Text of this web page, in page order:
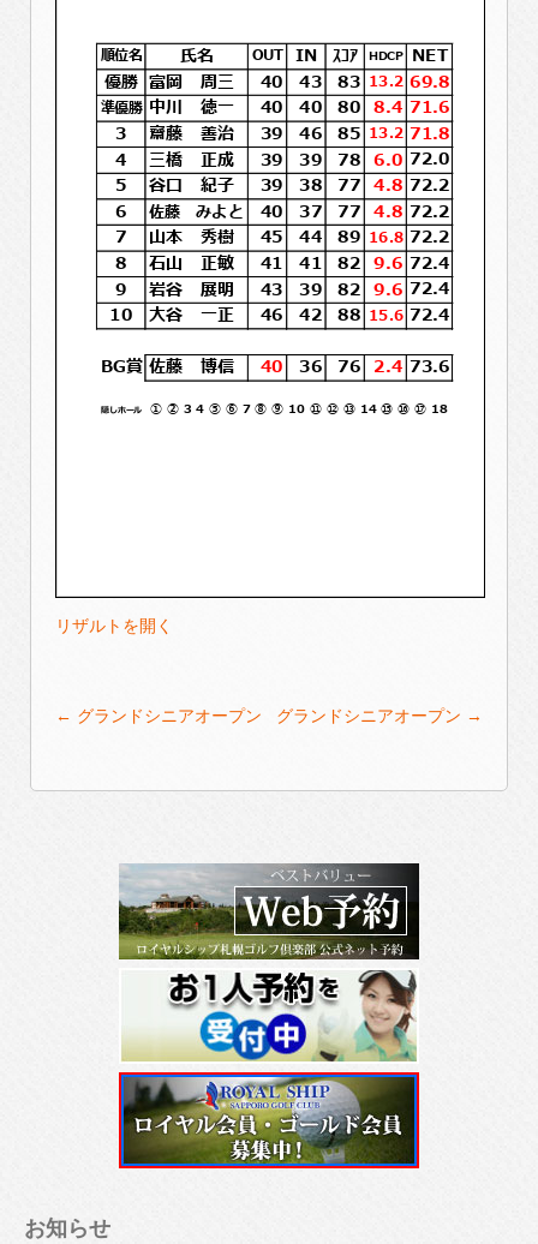
リザルトを開く
Post
navigation
← グランドシニアオープン グランドシニアオープン →
お知らせ